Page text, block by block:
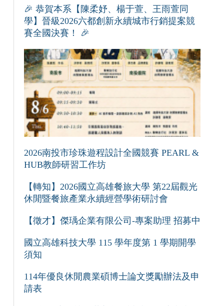
🎉 恭賀本系【陳柔妤、楊于萱、王雨萱同
學】晉級2026六都創新永續城市行銷提案競
賽全國決賽！ 🎉
2026南投市珍珠遊程設計全國競賽 PEARL &
HUB教師研習工作坊
【轉知】2026國立高雄餐旅大學 第22屆觀光
休閒暨餐旅產業永續經營學術研討會
【徵才】傑瑀企業有限公司-專案助理 招募中
國立高雄科技大學 115 學年度第 1 學期開學
須知
114年優良休閒農業碩博士論文獎勵辦法及申
請表